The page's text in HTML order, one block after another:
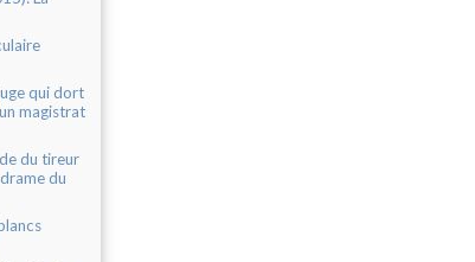
qui dort
magistrat
du tireur
du